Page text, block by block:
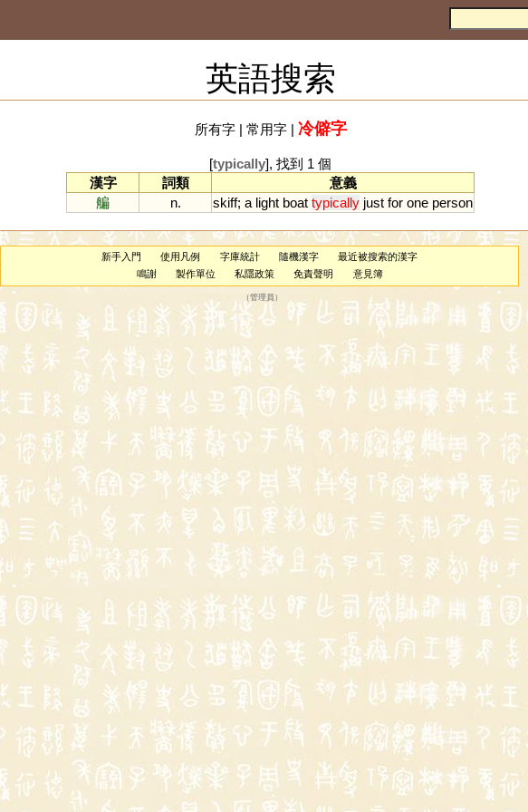
英語搜索
所有字| 常用字| 冷僻字
[typically], 找到 1 個
漢字
詞類
意義
艑
n. skiff; a light boat typically just for one person
新手入門 使用凡例 字庫統計 隨機漢字
最近被搜索的漢字
鳴謝
製作單位 私隱政策 免責聲明 意見簿
（管理員 ）